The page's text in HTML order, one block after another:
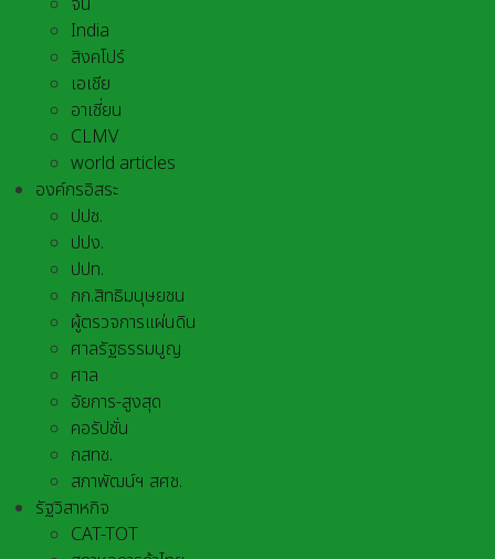
India
สิงคโปร์
เอเชีย
อาเชี่ยน
CLMV
world articles
องค์กรอิสระ
ปปช.
ปปง.
ปปท.
กก.สิทธิมนุษยชน
ผู้ตรวจการแผ่นดิน
ศาลรัฐธรรมนูญ
ศาล
อัยการ-สูงสุด
คอรัปชั่น
กสทช.
สภาพัฒน์ฯ สศช.
รัฐวิสาหกิจ
CAT-TOT